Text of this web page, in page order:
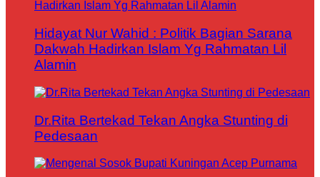
Hidayat Nur Wahid : Politik Bagian Sarana
Dakwah Hadirkan Islam Yg Rahmatan Lil
Alamin
Dr.Rita Bertekad Tekan Angka Stunting di
Pedesaan